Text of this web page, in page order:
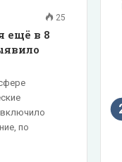
25
ещё в 8
включило
по